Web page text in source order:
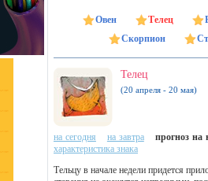
Овен Телец
Скорпион
Телец
(20 апреля - 20 мая)
на сегодня на завтра
прогноз на
характеристика знака
Тельцу в начале недели придется